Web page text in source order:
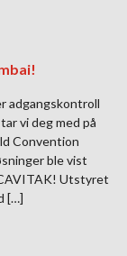
adgangskontroll
vi deg med på
Convention
ble vist
Utstyret
[…]